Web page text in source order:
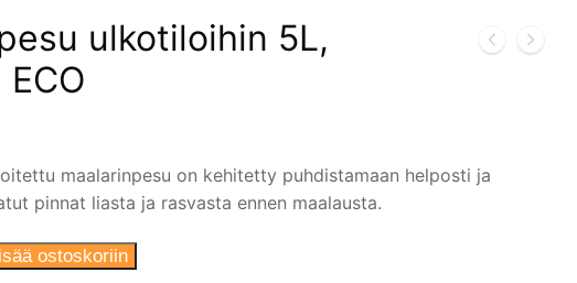
ulkotiloihin 5L,
maalarinpesu on kehitetty puhdistamaan helposti ja
pinnat liasta ja rasvasta ennen maalausta.
ostoskoriin